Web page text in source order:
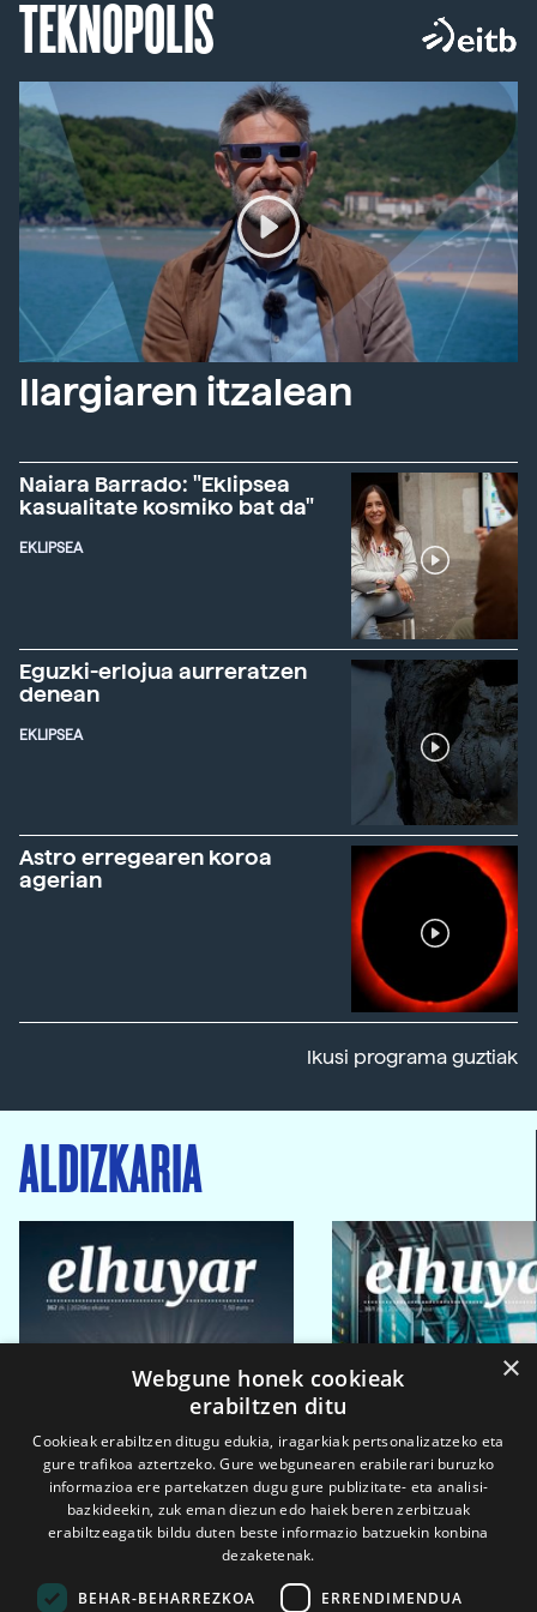
TEKNOPOLIS
Ilargiaren itzalean
Naiara Barrado: "Eklipsea
kasualitate kosmiko bat da"
EKLIPSEA
Eguzki-erlojua aurreratzen
denean
EKLIPSEA
Astro erregearen koroa
agerian
Ikusi programa guztiak
ALDIZKARIA
×
Webgune honek cookieak
erabiltzen ditu
Cookieak erabiltzen ditugu edukia, iragarkiak pertsonalizatzeko eta
gure trafikoa aztertzeko. Gure webgunearen erabilerari buruzko
informazioa ere partekatzen dugu gure publizitate- eta analisi-
bazkideekin, zuk eman diezun edo haiek beren zerbitzuak
erabiltzeagatik bildu duten beste informazio batzuekin konbina
dezaketenak.
BEHAR-BEHARREZKOA ERRENDIMENDUA